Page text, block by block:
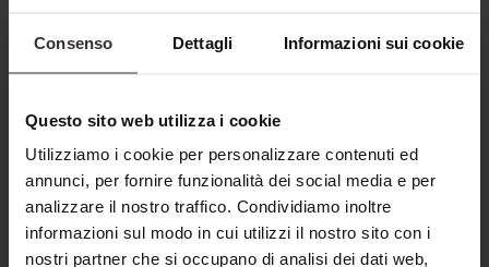
Consenso Dettagli Informazioni sui cookie
Questo sito web utilizza i cookie
Utilizziamo i cookie per personalizzare contenuti ed
annunci, per fornire funzionalità dei social media e per
analizzare il nostro traffico. Condividiamo inoltre
informazioni sul modo in cui utilizzi il nostro sito con i
nostri partner che si occupano di analisi dei dati web,
Nel 2007 Hofer ha completato i corsi "Esperto del caffè" e
"Sommelier del caffè" a Vienna, la città europea della
cultura del caffè per antonomasia. Nel corso della sua
sulla qualità, rendendola accessibile e comprensibile alle
persone. "Perché solo chi è consapevole di ciò che beve può
apprezzare il caffè ed è disposto a pagarlo ad un prezzo
giusto", così afferma Hofer. Durante le sue degustazioni e le